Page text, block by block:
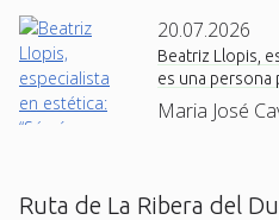
20.07.2026
Beatriz Llopis,
es una persona
Maria José
Ruta de La Ribera del